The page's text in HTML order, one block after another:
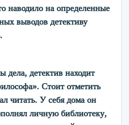
наводило на определенные
выводов детективу
дела, детектив находит
Стоит отметить
читать. У себя дома он
личную библиотеку,